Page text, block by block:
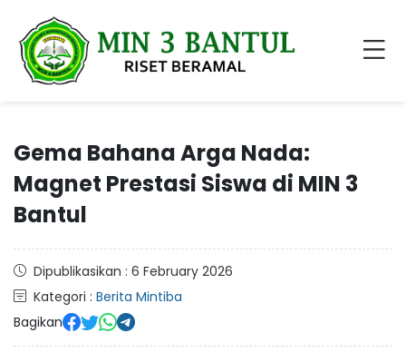
Gema Bahana Arga Nada:
Magnet Prestasi Siswa di MIN 3
Bantul
Dipublikasikan : 6 February 2026
Kategori : Berita Mintiba
Bagikan